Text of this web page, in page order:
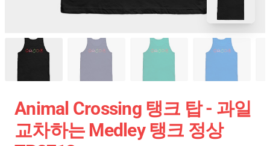
Animal Crossing 탱크 탑 - 과일
교차하는 Medley 탱크 정상